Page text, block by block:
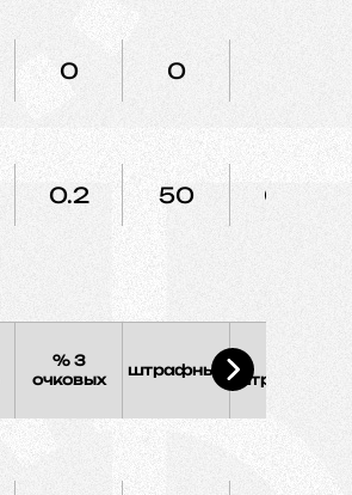
0 0
0.2 50 0.4
% 3
очковых
штрафных
штрафных